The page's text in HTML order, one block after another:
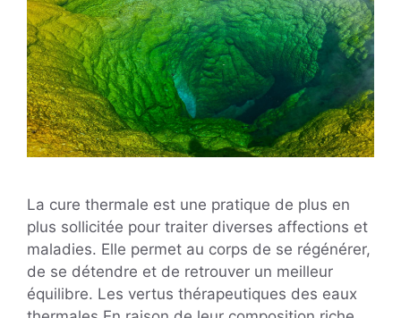
La cure thermale est une pratique de plus en
plus sollicitée pour traiter diverses affections et
maladies. Elle permet au corps de se régénérer,
de se détendre et de retrouver un meilleur
équilibre. Les vertus thérapeutiques des eaux